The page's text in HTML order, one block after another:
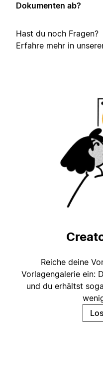
Dokumenten ab?
Hast du noch Fragen?
Erfahre mehr in
Reiche deine
Vorlagengalerie ein:
und du erhältst